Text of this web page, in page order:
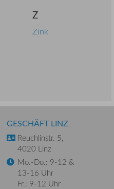
Z
Zink
GESCHÄFT LINZ
Reuchlinstr. 5,
4020 Linz
Mo.-Do.: 9-12 &
13-16 Uhr
Fr.: 9-12 Uhr